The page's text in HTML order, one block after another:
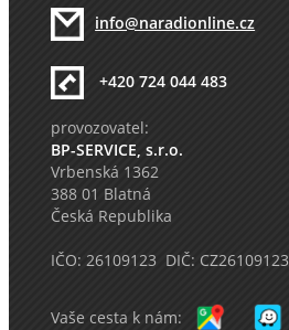
info@naradionline.cz
+420 724 044 483
provozovatel:
BP-SERVICE, s.r.o.
Vrbenská 1362
388 01 Blatná
Česká Republika
IČO: 26109123 DIČ: CZ26109123
Vaše cesta k nám: